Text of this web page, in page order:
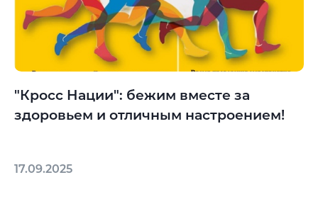
"Кросс Нации": бежим вместе за
здоровьем и отличным настроением!
17.09.2025